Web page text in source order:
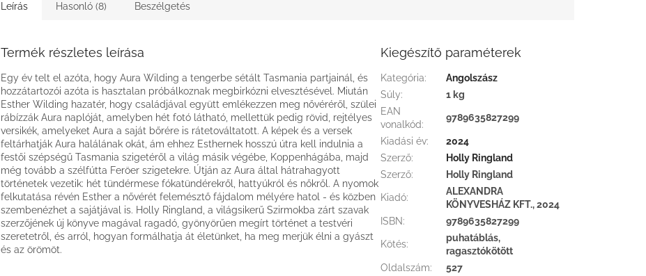
Leírás Hasonló (8) Beszélgetés
Termék részletes leírása
Egy év telt el azóta, hogy Aura Wilding a tengerbe sétált Tasmania partjainál, és
hozzátartozói azóta is hasztalan próbálkoznak megbirkózni elvesztésével. Miután
Esther Wilding hazatér, hogy családjával együtt emlékezzen meg nővéréről, szülei
rábízzák Aura naplóját, amelyben hét fotó látható, mellettük pedig rövid, rejtélyes
versikék, amelyeket Aura a saját bőrére is rátetováltatott. A képek és a versek
feltárhatják Aura halálának okát, ám ehhez Esthernek hosszú útra kell indulnia a
festői szépségű Tasmania szigetéről a világ másik végébe, Koppenhágába, majd
még tovább a szélfútta Feröer szigetekre. Útján az Aura által hátrahagyott
történetek vezetik: hét tündérmese fókatündérekről, hattyúkról és nőkről. A nyomok
felkutatása révén Esther a nővérét felemésztő fájdalom mélyére hatol - és közben
szembenézhet a sajátjával is. Holly Ringland, a világsikerű Szirmokba zárt szavak
szerzőjének új könyve magával ragadó, gyönyörűen megírt történet a testvéri
szeretetről, és arról, hogyan formálhatja át életünket, ha meg merjük élni a gyászt
és az örömöt.
Kiegészítő paraméterek
Kategória:
Angolszász
Súly:
1 kg
EAN
vonalkód:
9789635827299
Kiadási év:
2024
Szerző:
Holly Ringland
Szerző: Holly Ringland
Kiadó:
ALEXANDRA
KÖNYVESHÁZ KFT., 2024
ISBN: 9789635827299
Kötés:
puhatáblás,
ragasztókötött
Oldalszám: 527